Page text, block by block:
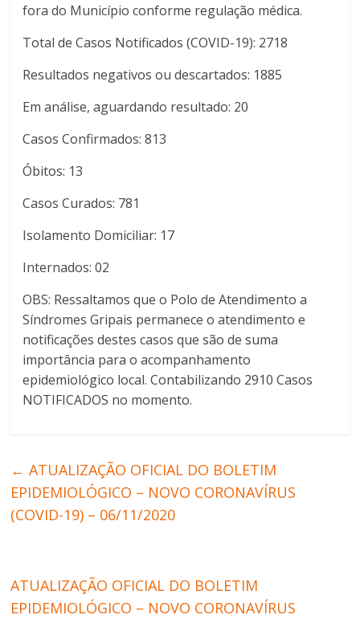
fora do Município conforme regulação médica.
Total de Casos Notificados (COVID-19): 2718
Resultados negativos ou descartados: 1885
Em análise, aguardando resultado: 20
Casos Confirmados: 813
Óbitos: 13
Casos Curados: 781
Isolamento Domiciliar: 17
Internados: 02
OBS: Ressaltamos que o Polo de Atendimento a
Síndromes Gripais permanece o atendimento e
notificações destes casos que são de suma
importância para o acompanhamento
epidemiológico local. Contabilizando 2910 Casos
NOTIFICADOS no momento.
← ATUALIZAÇÃO OFICIAL DO BOLETIM
EPIDEMIOLÓGICO – NOVO CORONAVÍRUS
(COVID-19) – 06/11/2020
ATUALIZAÇÃO OFICIAL DO BOLETIM
EPIDEMIOLÓGICO – NOVO CORONAVÍRUS